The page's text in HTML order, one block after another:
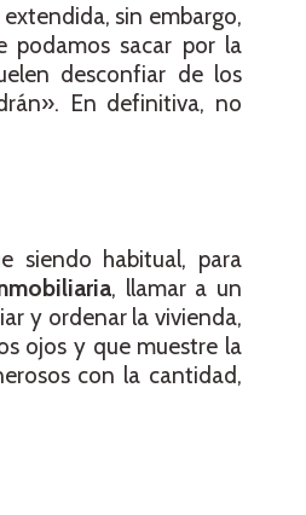
sin embargo,
podamos sacar por la
desconfiar de los
En definitiva, no
siendo habitual, para
, llamar a un
y ordenar la vivienda,
ojos y que muestre la
con la cantidad,